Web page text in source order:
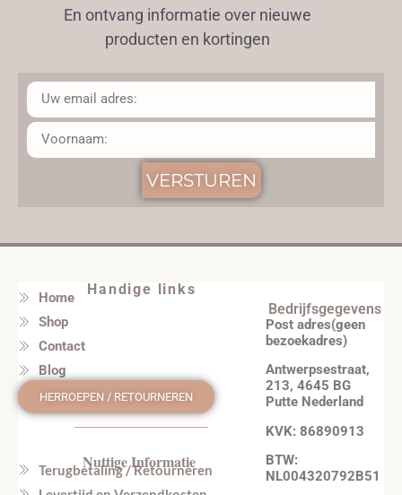
En ontvang informatie over nieuwe
producten en kortingen
VERSTUREN
Handige links
Home
Shop
Contact
Blog
HERROEPEN / RETOURNEREN
Nuttige Informatie
Terugbetaling / Retourneren
Bedrijfsgegevens
Post adres(geen
bezoekadres)
Antwerpsestraat,
213, 4645 BG
Putte Nederland
KVK: 86890913
BTW:
NL004320792B51